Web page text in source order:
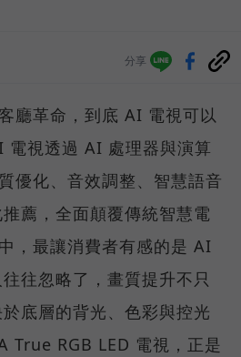
分享
廳革命，到底 AI 電視可以
電視透過 AI 處理器與演算
優化、音效調整、智慧語音
薦，全面顛覆傳統智慧電
，最讓消費者有感的是 AI
往忽略了，畫質提升不只
底層的背光、色彩與控光
True RGB LED 電視，正是